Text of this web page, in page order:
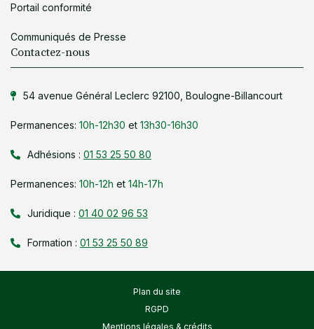
Portail conformité
Communiqués de Presse
Contactez-nous
54 avenue Général Leclerc 92100, Boulogne-Billancourt
Permanences: 10h-12h30 et 13h30-16h30
Adhésions : 01 53 25 50 80
Permanences: 10h-12h et 14h-17h
Juridique : 01 40 02 96 53
Formation : 01 53 25 50 89
Plan du site
RGPD
Mentions légales & crédits